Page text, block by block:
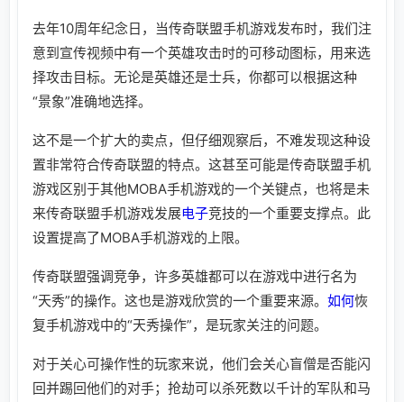
去年10周年纪念日，当传奇联盟手机游戏发布时，我们注
意到宣传视频中有一个英雄攻击时的可移动图标，用来选
择攻击目标。无论是英雄还是士兵，你都可以根据这种
“景象”准确地选择。
这不是一个扩大的卖点，但仔细观察后，不难发现这种设
置非常符合传奇联盟的特点。这甚至可能是传奇联盟手机
游戏区别于其他MOBA手机游戏的一个关键点，也将是未
来传奇联盟手机游戏发展电子竞技的一个重要支撑点。此
设置提高了MOBA手机游戏的上限。
传奇联盟强调竞争，许多英雄都可以在游戏中进行名为
“天秀”的操作。这也是游戏欣赏的一个重要来源。 如何恢
复手机游戏中的“天秀操作”，是玩家关注的问题。
对于关心可操作性的玩家来说，他们会关心盲僧是否能闪
回并踢回他们的对手；抢劫可以杀死数以千计的军队和马